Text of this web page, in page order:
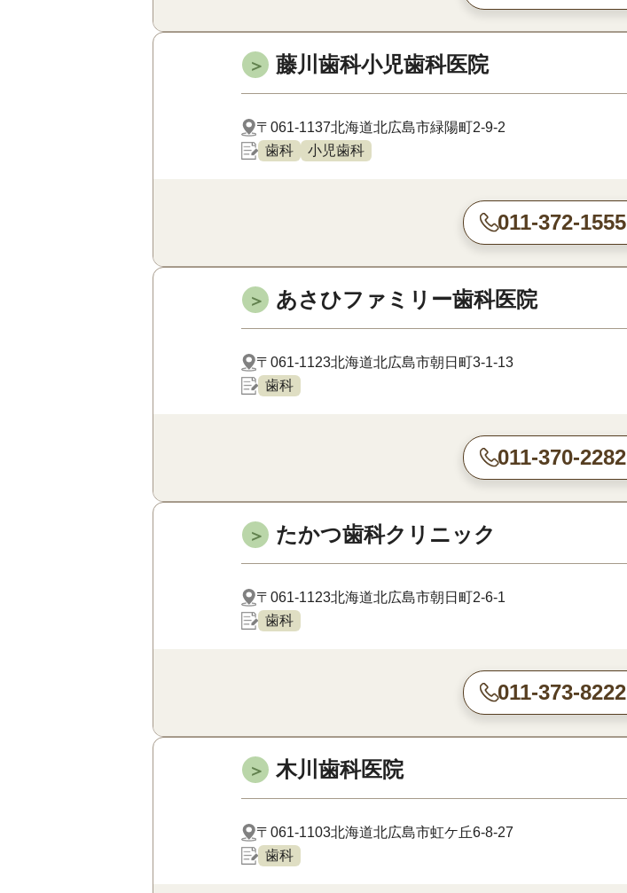
＞ 藤川歯科小児歯科医院
〒061-1137北海道北広島市緑陽町2-9-2
歯科
小児歯科
011-372-1555
＞ あさひファミリー歯科医院
〒061-1123北海道北広島市朝日町3-1-13
歯科
011-370-2282
＞ たかつ歯科クリニック
〒061-1123北海道北広島市朝日町2-6-1
歯科
011-373-8222
＞ 木川歯科医院
〒061-1103北海道北広島市虹ケ丘6-8-27
歯科